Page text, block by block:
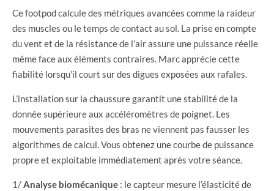
Ce footpod calcule des métriques avancées comme la raideur
des muscles ou le temps de contact au sol. La prise en compte
du vent et de la résistance de l’air assure une puissance réelle
même face aux éléments contraires. Marc apprécie cette
fiabilité lorsqu’il court sur des digues exposées aux rafales.
L’installation sur la chaussure garantit une stabilité de la
donnée supérieure aux accéléromètres de poignet. Les
mouvements parasites des bras ne viennent pas fausser les
algorithmes de calcul. Vous obtenez une courbe de puissance
propre et exploitable immédiatement après votre séance.
1/ Analyse biomécanique : le capteur mesure l’élasticité de